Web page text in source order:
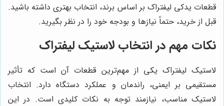
قطعات یدکی لیفتراک بر اساس برند، انتخاب بهتری داشته باشید.
قبل از خرید، حتماً نیازها و بودجه خود را در نظر بگیرید.
نکات مهم در انتخاب لاستیک لیفتراک
لاستیک لیفتراک یکی از مهم‌ترین قطعات آن است که تأثیر
مستقیمی بر ایمنی، راندمان و عملکرد دستگاه دارد. انتخاب
لاستیک مناسب، نیازمند توجه به نکات کلیدی است. در این